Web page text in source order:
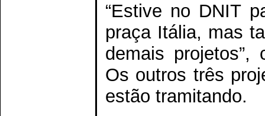
“Estive no DNIT
praça Itália, mas
demais projetos”,
Os outros três
estão tramitando.